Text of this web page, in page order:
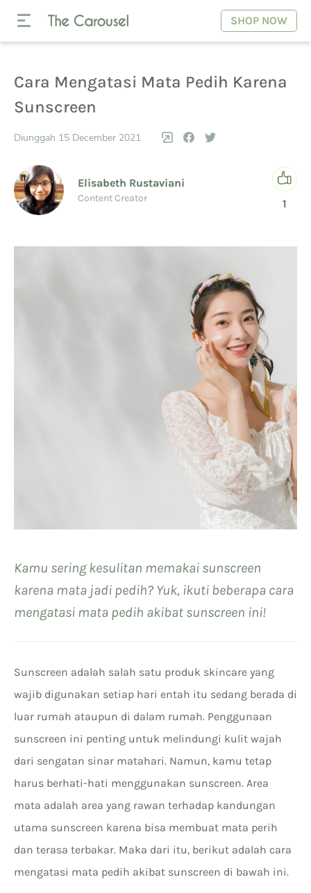
SHOP NOW
Cara Mengatasi Mata Pedih Karena
Sunscreen
Diunggah 15 December 2021
Elisabeth Rustaviani
Content Creator 1
Kamu sering kesulitan memakai sunscreen
karena mata jadi pedih? Yuk, ikuti beberapa cara
mengatasi mata pedih akibat sunscreen ini!
Sunscreen adalah salah satu produk skincare yang
wajib digunakan setiap hari entah itu sedang berada di
luar rumah ataupun di dalam rumah. Penggunaan
sunscreen ini penting untuk melindungi kulit wajah
dari sengatan sinar matahari. Namun, kamu tetap
harus berhati-hati menggunakan sunscreen. Area
mata adalah area yang rawan terhadap kandungan
utama sunscreen karena bisa membuat mata perih
dan terasa terbakar. Maka dari itu, berikut adalah cara
mengatasi mata pedih akibat sunscreen di bawah ini.